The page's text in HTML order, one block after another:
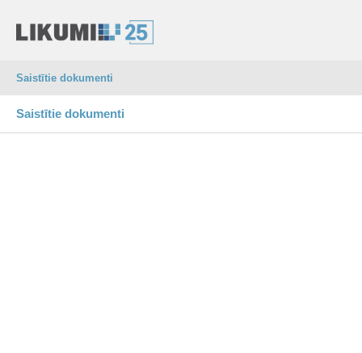
Saistītie dokumenti
Saistītie dokumenti